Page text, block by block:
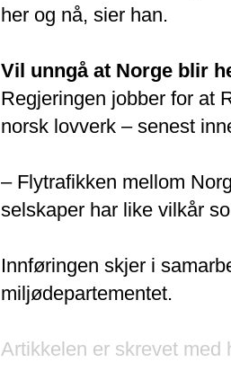
her og nå, sier han.
Vil unngå at Norge blir
Regjeringen jobber for at
norsk lovverk – senest
– Flytrafikken mellom
selskaper har like vilkår
Innføringen skjer i
miljødepartementet.
Artikkelen er skrevet med